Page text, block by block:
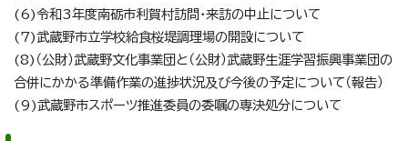
(6)令和3年度南砺市利賀村訪問・来訪の中止について
(7)武蔵野市立学校給食桜堤調理場の開設について
(8)（公財）武蔵野文化事業団と（公財）武蔵野生涯学習振興事業団の
合併にかかる準備作業の進捗状況及び今後の予定について（報告）
(9)武蔵野市スポーツ推進委員の委嘱の専決処分について